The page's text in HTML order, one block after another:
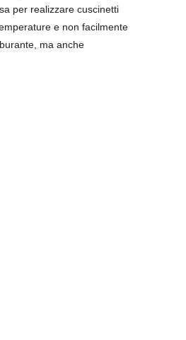
per realizzare cuscinetti
e non facilmente
ma anche